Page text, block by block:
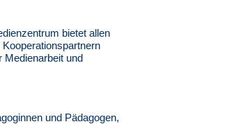
bietet allen
und
und Pädagogen,